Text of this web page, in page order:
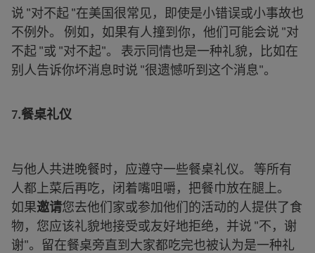
说 "对不起 "在美国很常见，即使是小错误或小事故也
不例外。 例如，如果有人撞到你，他们可能会说 "对
不起 "或 "对不起"。 表示同情也是一种礼貌，比如在
别人告诉你坏消息时说 "很遗憾听到这个消息"。
7.餐桌礼仪
与他人共进晚餐时，应遵守一些餐桌礼仪。 等所有
人都上菜后再吃，闭着嘴咀嚼，把餐巾放在腿上。
如果邀请您去他们家或参加他们的活动的人提供了食
物，您应该礼貌地接受或友好地拒绝，并说 "不，谢
谢"。留在餐桌旁直到大家都吃完也被认为是一种礼